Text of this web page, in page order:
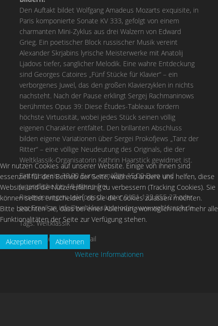
Den Auftakt bildet Wolfgang Amadeus Mozarts exquisite, in
Paris komponierte Sonate KV 333, gefolgt von einem
charmanten Mini-Zyklus aus drei Walzern von Edward
Grieg. Ein poetischer Block russischer Musik vereint
Alexander Skrjabins lyrische Meisterwerke mit Anatolij
Ljadovs tiefer, sanglicher Melodik. Eine wahre Entdeckung
sind Georges Catoires „Fünf Stücke für Klavier“ – ein
verborgenes Juwel, das den großen Klavierzyklen in nichts
nachsteht. Nach der Pause erklingt Sergej Rachmaninows
berühmtes Opus 39: Diese Études-Tableaux fordern
höchste Virtuosität, wobei jedes Stück seinen völlig
eigenen Charakter entfaltet. Den brillanten Abschluss
bilden eigene Variationen über Sergei Prokofjews „Tanz der
Ritter“ – eine völlige Neudeutung des Originals, die der
Weltklassik-Organisatorin Kathrin Haarstick gewidmet ist.
Eintrittspreis: 30,00 Euro, ermäßigt 15,00 Euro und
Jugendliche bis 18 Jahren frei
Reservierungen: telefonisch unter 0151 125 855 27 oder
per Email an info@weltklassik.deoder www.weltklassik.de
Tags:Weltklassik
Drucken
E-Mail
Wir nutzen Cookies auf unserer Website. Einige von ihnen sind
essenziell für den Betrieb der Seite, während andere uns helfen, diese
Website und die Nutzererfahrung zu verbessern (Tracking Cookies). Sie
können selbst entscheiden, ob Sie die Cookies zulassen möchten.
Bitte beachten Sie, dass bei einer Ablehnung womöglich nicht mehr alle
Funktionalitäten der Seite zur Verfügung stehen.
Akzeptieren
Ablehnen
Weitere Informationen